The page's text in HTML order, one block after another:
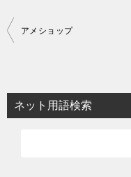
投
ビ
ゲ
アメショップ
ネット用語検索